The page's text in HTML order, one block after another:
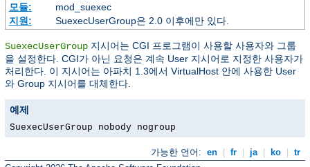
모듈:
mod_suexec
지원:
SuexecUserGroup은 2.0 이후에만 있다.
SuexecUserGroup 지시어는 CGI 프로그램이 사용할 사용자와 그룹
을 설정한다. CGI가 아닌 요청은 계속 User 지시어로 지정한 사용자가
처리한다. 이 지시어는 아파치 1.3에서 VirtualHost 안에 사용한 User
와 Group 지시어를 대체한다.
예제
SuexecUserGroup nobody nogroup
가능한 언어: en fr ja ko
tr